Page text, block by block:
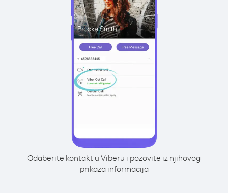
Odaberite kontakt u Viberu i pozovite iz njihovog
prikaza informacija